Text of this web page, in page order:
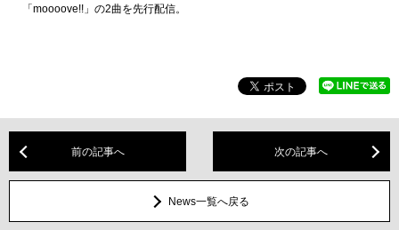
「moooove!!」の2曲を先行配信。
前の記事へ 次の記事へ
News一覧へ戻る